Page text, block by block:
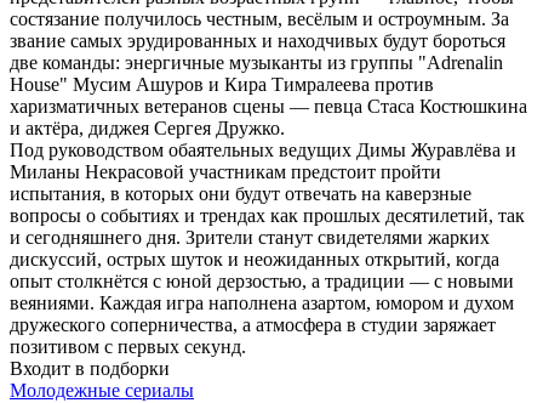
состязание получилось честным, весёлым и остроумным. За
звание самых эрудированных и находчивых будут бороться
две команды: энергичные музыканты из группы "Adrenalin
House" Мусим Ашуров и Кира Тимралеева против
харизматичных ветеранов сцены — певца Стаса Костюшкина
и актёра, диджея Сергея Дружко.
Под руководством обаятельных ведущих Димы Журавлёва и
Миланы Некрасовой участникам предстоит пройти
испытания, в которых они будут отвечать на каверзные
вопросы о событиях и трендах как прошлых десятилетий, так
и сегодняшнего дня. Зрители станут свидетелями жарких
дискуссий, острых шуток и неожиданных открытий, когда
опыт столкнётся с юной дерзостью, а традиции — с новыми
веяниями. Каждая игра наполнена азартом, юмором и духом
дружеского соперничества, а атмосфера в студии заряжает
позитивом с первых секунд.
Входит в подборки
Молодежные сериалы